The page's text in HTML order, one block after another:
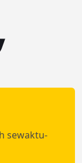
sewaktu-